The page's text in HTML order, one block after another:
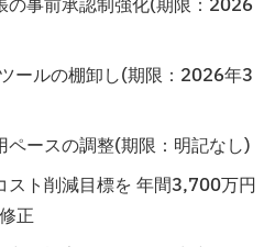
の事前承認制強化(期限：2026
ールの棚卸し(期限：2026年3
ペースの調整(期限：明記なし)
スト削減目標を 年間3,700万円
正